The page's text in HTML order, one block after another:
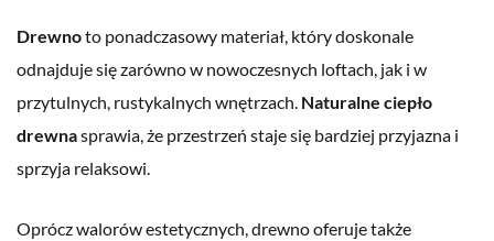
Drewnoto ponadczasowy materiał, który doskonale
odnajduje się zarówno w nowoczesnych loftach, jak i w
przytulnych, rustykalnych wnętrzach. Naturalne ciepło
drewnasprawia, że przestrzeń staje się bardziej przyjazna i
sprzyja relaksowi.
Oprócz walorów estetycznych, drewno oferuje także